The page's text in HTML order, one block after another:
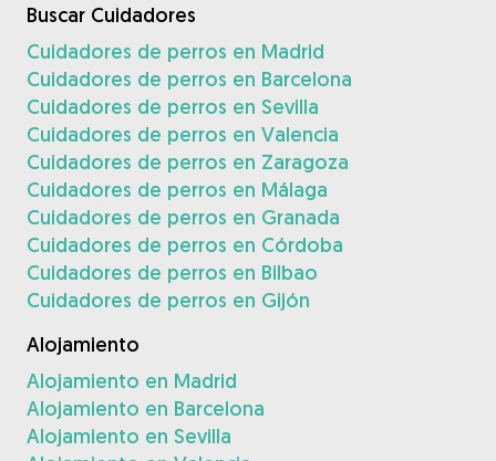
Buscar Cuidadores
Cuidadores de perros en Madrid
Cuidadores de perros en Barcelona
Cuidadores de perros en Sevilla
Cuidadores de perros en Valencia
Cuidadores de perros en Zaragoza
Cuidadores de perros en Málaga
Cuidadores de perros en Granada
Cuidadores de perros en Córdoba
Cuidadores de perros en Bilbao
Cuidadores de perros en Gijón
Alojamiento
Alojamiento en Madrid
Alojamiento en Barcelona
Alojamiento en Sevilla